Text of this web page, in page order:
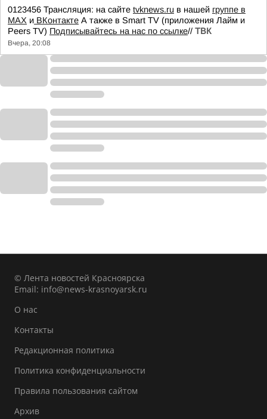
0123456 Трансляция: на сайте tvknews.ru в нашей группе в
МАХ и ВКонтакте А также в Smart TV (приложения Лайм и
Peers TV) Подписывайтесь на нас по ссылке// ТВК
Вчера, 20:08
© Лента новостей Красноярска
Email: info@news-krasnoyarsk.ru
О нас
Контакты
Редакционная политика
Политика конфиденциальности
Правила пользования сайтом
Архив